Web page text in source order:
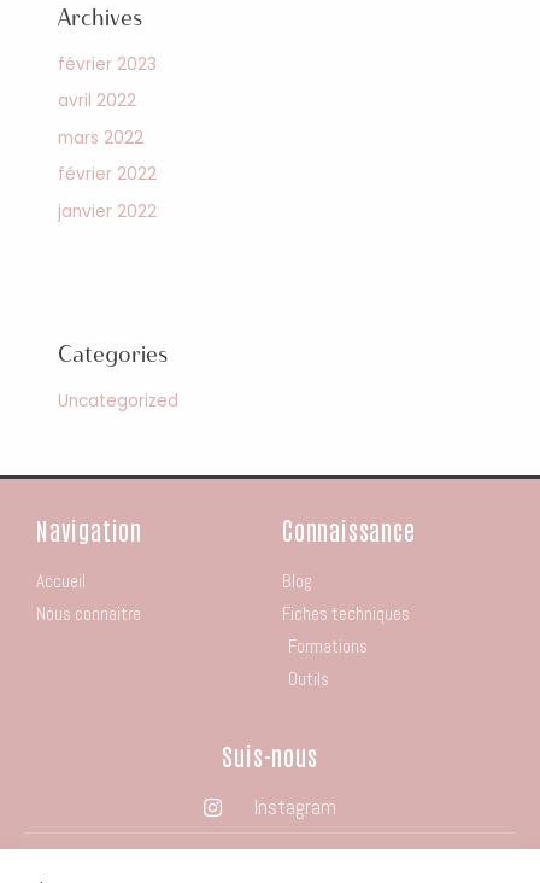
Archives
février 2023
avril 2022
mars 2022
février 2022
janvier 2022
Categories
Uncategorized
Navigation
Accueil
Nous connaitre
Connaissance
Blog
Fiches techniques
Formations
Outils
Suis-nous
Instagram